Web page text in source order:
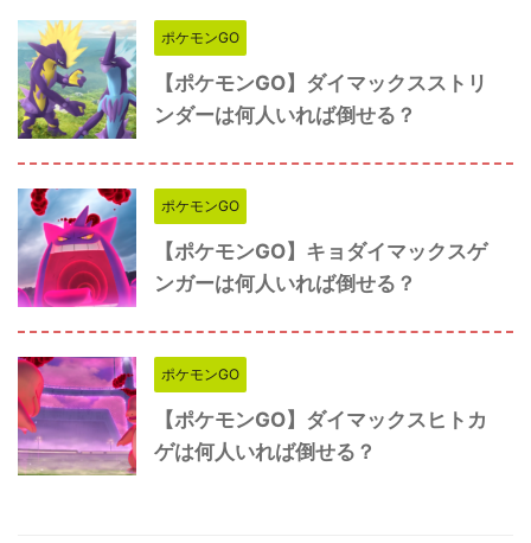
ポケモンGO
【ポケモンGO】ダイマックスストリ
ンダーは何人いれば倒せる？
ポケモンGO
【ポケモンGO】キョダイマックスゲ
ンガーは何人いれば倒せる？
ポケモンGO
【ポケモンGO】ダイマックスヒトカ
ゲは何人いれば倒せる？